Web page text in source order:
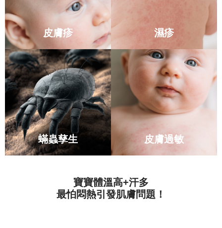
皮膚疹 濕疹
蟎蟲孳生 皮膚過敏
寶寶體溫高+汗多
最怕悶熱引發肌膚問題！